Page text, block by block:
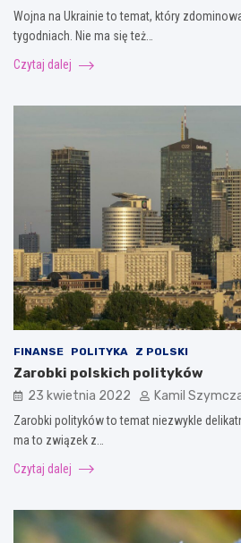
Wojna na Ukrainie to temat, który
tygodniach. Nie ma się też…
Czytaj dalej
FINANSE POLITYKA Z POLSKI
Zarobki polskich polityków
23 kwietnia 2022 Kamil
Zarobki polityków to temat niezwykle
ma to związek z…
Czytaj dalej